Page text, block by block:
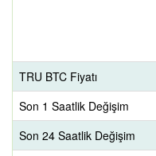
TRU BTC Fiyatı
Son 1 Saatlik Değişim
Son 24 Saatlik Değişim